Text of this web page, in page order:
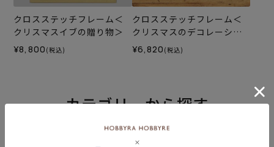
クロスステッチフレーム＜
クリスマスイブの贈り物＞
¥8,800 (税込)
クロスステッチフレーム＜
クリスマスのデコレーショ
ンリース＞
¥6,820 (税込)
カテゴリーから探す